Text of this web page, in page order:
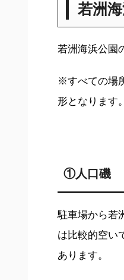
若洲
若洲海浜公園
※すべての場
形となります。
①人口磯
駐車場から若
は比較的空い
あります。